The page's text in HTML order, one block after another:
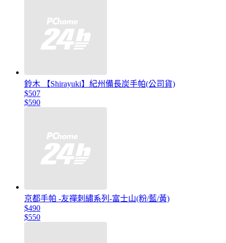
鈴木 【Shirayuki】紀州備長炭手帕(公司貨)
$507
$590
京都手帕 -友禪刺繡系列-富士山(粉/藍/黃)
$490
$550